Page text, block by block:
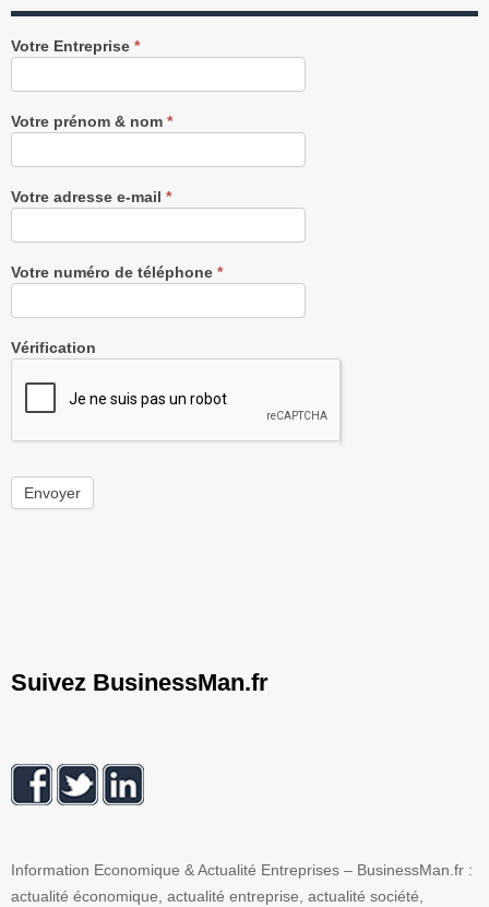
Recevez
notre
gratuitement
Votre Entreprise *
Votre prénom & nom *
Votre adresse e-mail *
Votre numéro de téléphone *
Vérification
Envoyer
Suivez BusinessMan.fr
Information Economique & Actualité Entreprises – BusinessMan.fr :
actualité économique, actualité entreprise, actualité société,